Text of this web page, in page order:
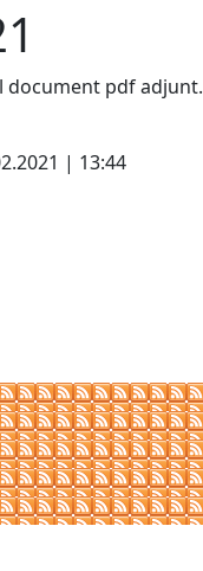
document pdf adjunt.
| 13:44